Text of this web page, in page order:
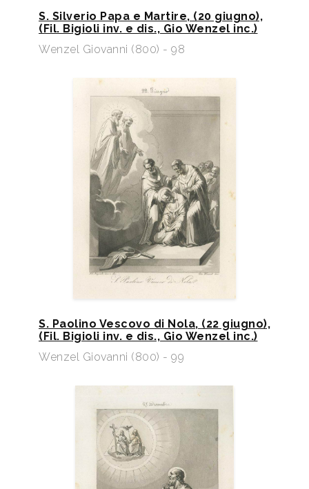
S. Silverio Papa e Martire, (20 giugno),
(Fil. Bigioli inv. e dis., Gio Wenzel inc.)
Wenzel Giovanni (800) - 98
S. Paolino Vescovo di Nola, (22 giugno),
(Fil. Bigioli inv. e dis., Gio Wenzel inc.)​
Wenzel Giovanni (800) - 99